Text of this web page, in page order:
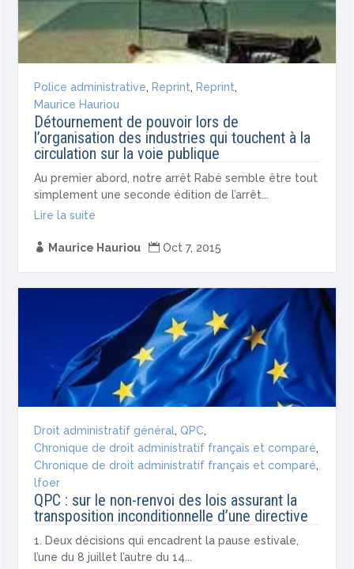
Police administrative, Reprint, Reprint,
Maurice Hauriou
Détournement de pouvoir lors de
l’organisation des industries qui touchent à la
circulation sur la voie publique
Au premier abord, notre arrêt Rabé semble être tout
simplement une seconde édition de l’arrêt...
Lire la suite
 Maurice Hauriou  Oct 7, 2015
Droit administratif général,QPC,
Chronique de droit administratif français et comparé,
Chronique de droit administratif français et comparé,
lfoer
QPC : sur le non-renvoi des lois assurant la
transposition inconditionnelle d’une directive
1. Deux décisions qui encadrent la pause estivale,
l’une du 8 juillet l’autre du 14...